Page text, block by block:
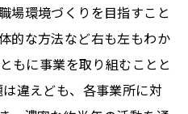
場環境づくりを目指すこと
的な方法など右も左もわか
もに事業を取り組むことと
違えども、各事業所に対